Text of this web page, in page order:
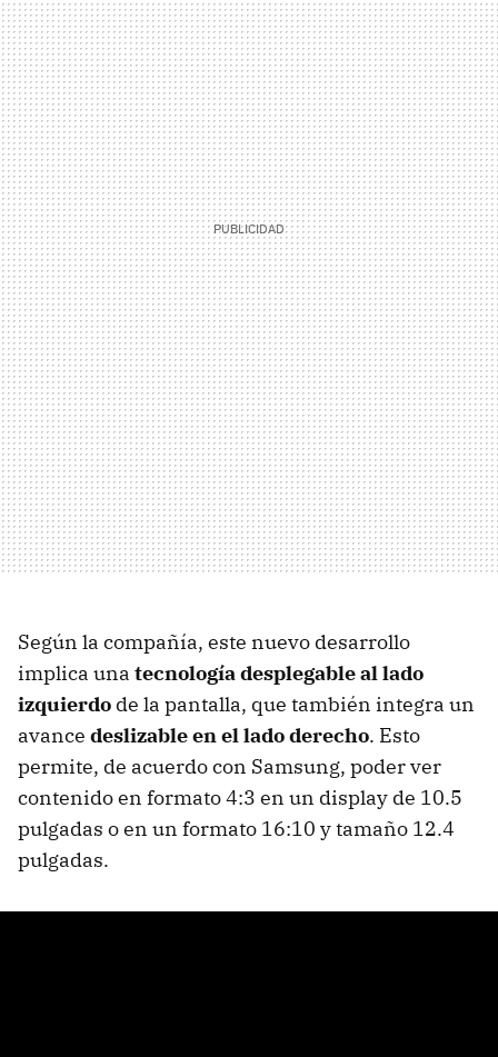
Según la compañía, este nuevo desarrollo
implica una tecnología desplegable al lado
izquierdo de la pantalla, que también integra un
avance deslizable en el lado derecho. Esto
permite, de acuerdo con Samsung, poder ver
contenido en formato 4:3 en un display de 10.5
pulgadas o en un formato 16:10 y tamaño 12.4
pulgadas.